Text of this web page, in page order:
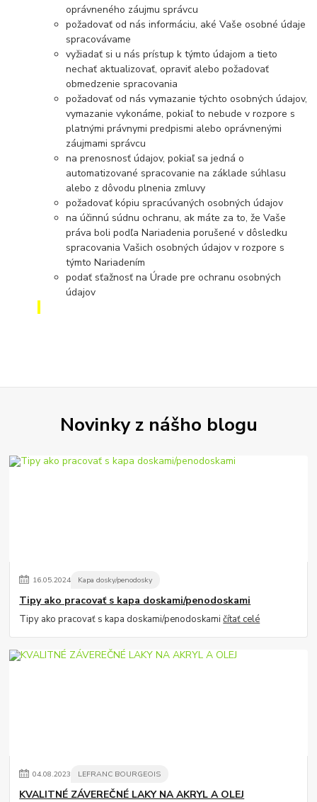
oprávneného záujmu správcu
požadovať od nás informáciu, aké Vaše osobné údaje
spracovávame
vyžiadať si u nás prístup k týmto údajom a tieto
nechať aktualizovať, opraviť alebo požadovať
obmedzenie spracovania
požadovať od nás vymazanie týchto osobných údajov,
vymazanie vykonáme, pokiaľ to nebude v rozpore s
platnými právnymi predpismi alebo oprávnenými
záujmami správcu
na prenosnosť údajov, pokiaľ sa jedná o
automatizované spracovanie na základe súhlasu
alebo z dôvodu plnenia zmluvy
požadovať kópiu spracúvaných osobných údajov
na účinnú súdnu ochranu, ak máte za to, že Vaše
práva boli podľa Nariadenia porušené v dôsledku
spracovania Vašich osobných údajov v rozpore s
týmto Nariadením
podať sťažnosť na Úrade pre ochranu osobných
údajov
Novinky z nášho blogu
16.05.2024 Kapa dosky/penodosky
Tipy ako pracovať s kapa doskami/penodoskami
Tipy ako pracovať s kapa doskami/penodoskamičítať celé
04.08.2023 LEFRANC BOURGEOIS
KVALITNÉ ZÁVEREČNÉ LAKY NA AKRYL A OLEJ